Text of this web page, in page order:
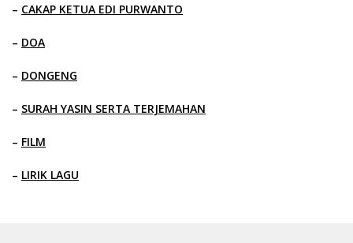
– CAKAP KETUA EDI PURWANTO
– DOA
– DONGENG
– SURAH YASIN SERTA TERJEMAHAN
– FILM
– LIRIK LAGU